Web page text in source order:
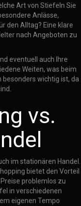
Art von Stiefeln Sie
Anlässe,
den Alltag? Eine klare
nach Angeboten zu
eventuell auch Ihre
Weiten, was beim
wichtig ist, da
vs.
im stationären Handel.
bietet den Vorteil
problemlos zu
in verschiedenen
eigenen Tempo